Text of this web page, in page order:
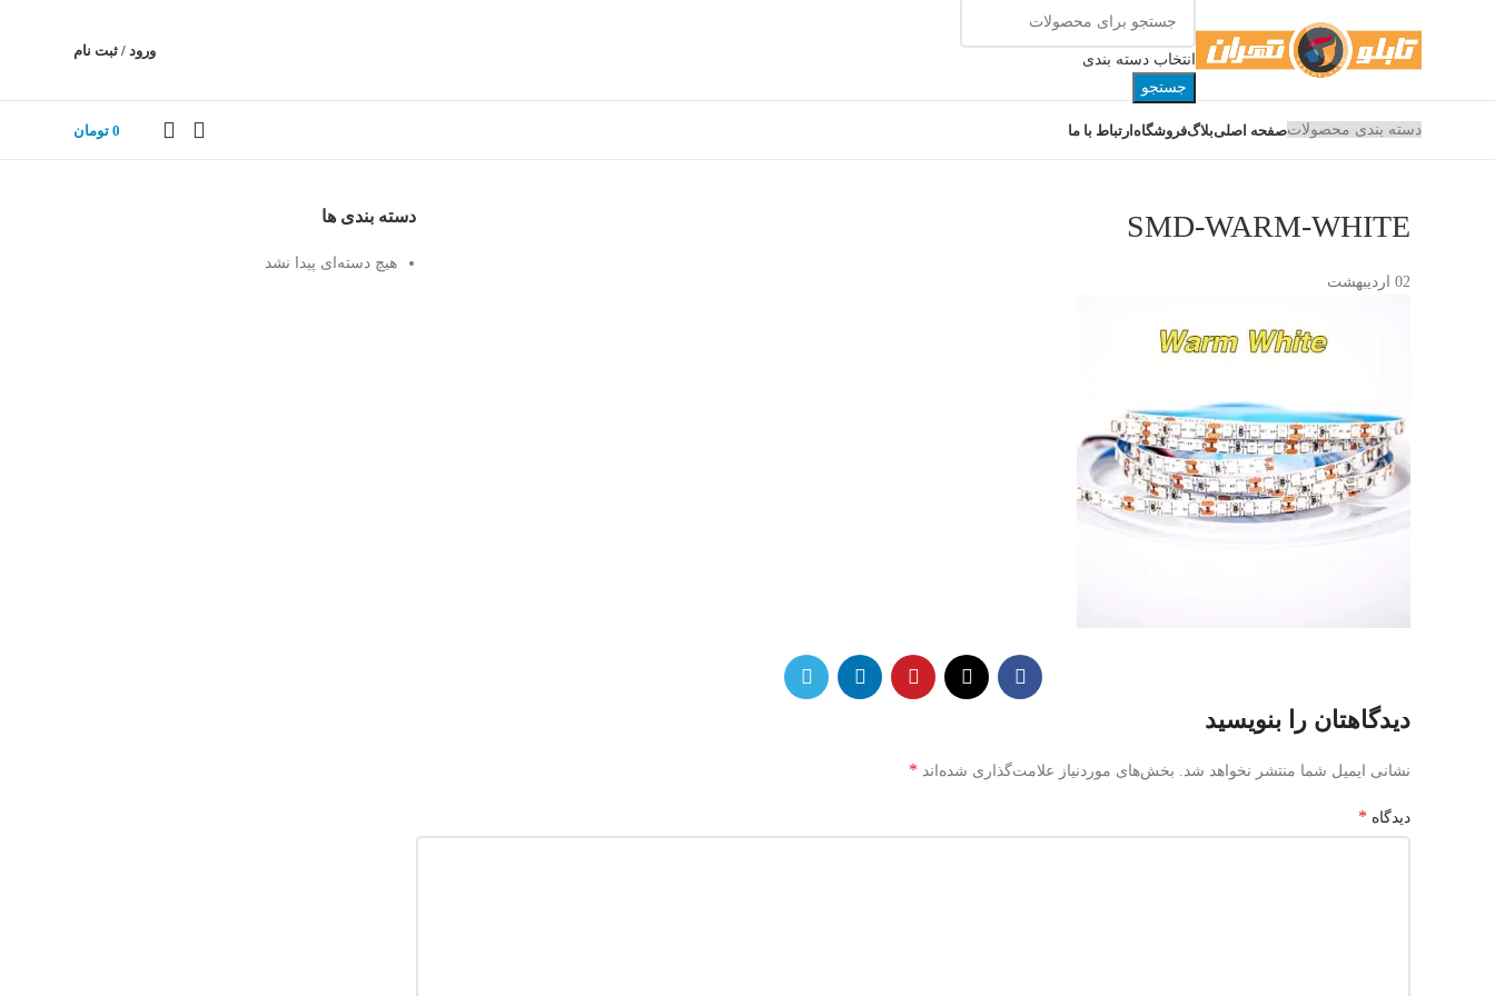
انتخاب دسته بندی
جستجو
ورود / ثبت نام
دسته بندی محصولاتصفحه اصلیبلاگفروشگاهارتباط با ما 0 تومان
SMD-WARM-WHITE
02 اردیبهشت
دیدگاهتان را بنویسید
نشانی ایمیل شما منتشر نخواهد شد. بخش‌های موردنیاز علامت‌گذاری شده‌اند *
دیدگاه *
دسته بندی ها
هیچ دسته‌ای پیدا نشد